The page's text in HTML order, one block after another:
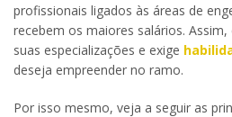
profissionais ligados às áreas de
recebem os maiores salários.
suas especializações e exige
deseja empreender no ramo.
Por isso mesmo, veja a seguir as